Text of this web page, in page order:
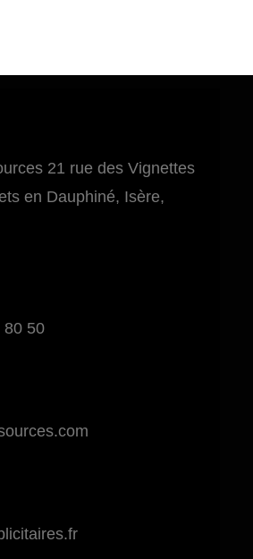
21 rue des Vignettes
en Dauphiné, Isère,
80 50